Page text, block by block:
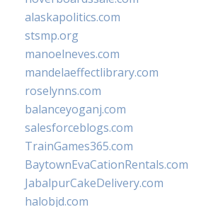
alaskapolitics.com
stsmp.org
manoelneves.com
mandelaeffectlibrary.com
roselynns.com
balanceyoganj.com
salesforceblogs.com
TrainGames365.com
BaytownEvaCationRentals.com
JabalpurCakeDelivery.com
halobjd.com